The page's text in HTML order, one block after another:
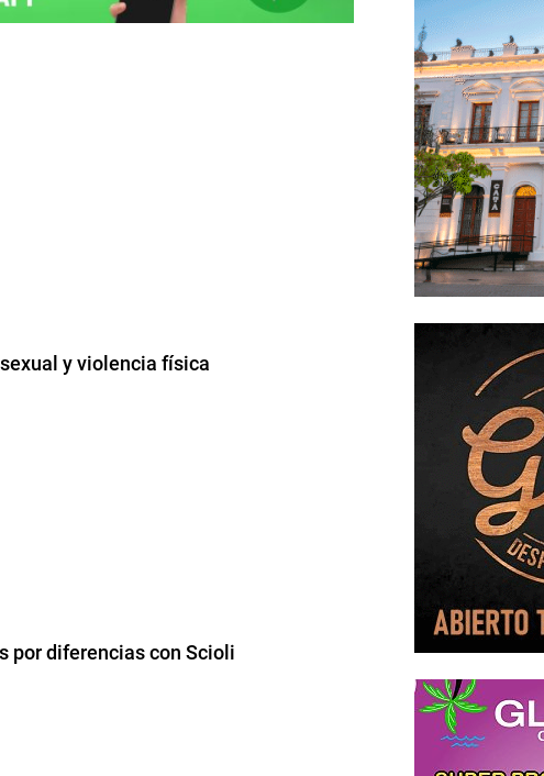
y violencia física
por diferencias con Scioli